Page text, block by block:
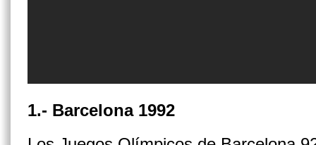
1.- Barcelona 1992